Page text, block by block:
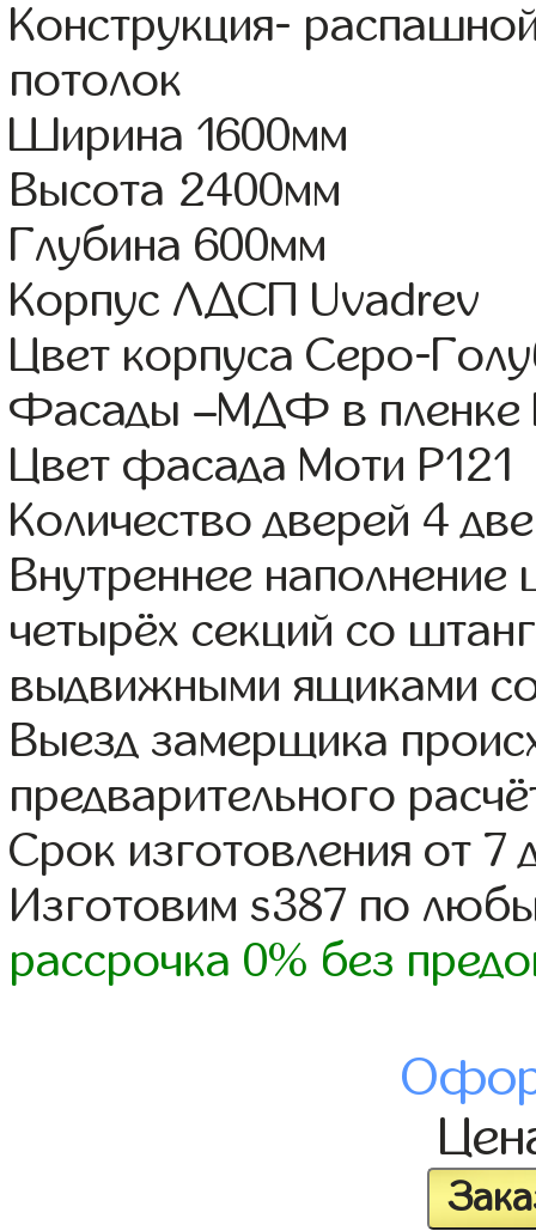
Конструкция-
потолок
Ширина 1600мм
Высота 2400мм
Глубина 600мм
Корпус ЛДСП Uvadrev
Цвет корпуса Серо-
Фасады –МДФ в пленке
Цвет фасада Моти Р121
Количество дверей 4
Внутреннее
четырёх секций со
выдвижными ящиками
Выезд замерщика
предварительного
Срок изготовления от 7
Изготовим s387 по
рассрочка 0% без